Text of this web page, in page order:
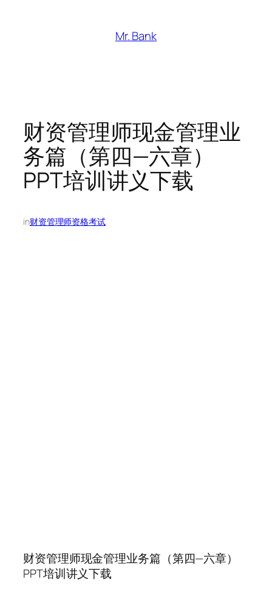
Mr. Bank
财资管理师现金管理业
务篇（第四—六章）
PPT培训讲义下载
in财资管理师资格考试
财资管理师现金管理业务篇（第四—六章）
PPT培训讲义下载